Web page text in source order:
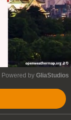
Powered by GliaStudios